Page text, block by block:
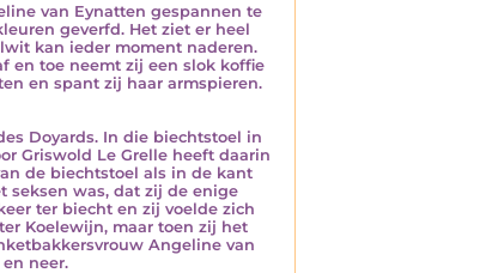
van Eynatten gespannen te
geverfd. Het ziet er heel
kan ieder moment naderen.
en toe neemt zij een slok koffie
en spant zij haar armspieren.
Doyards. In die biechtstoel in
Griswold Le Grelle heeft daarin
de biechtstoel als in de kant
seksen was, dat zij de enige
ter biecht en zij voelde zich
Koelewijn, maar toen zij het
Angeline van
neer.